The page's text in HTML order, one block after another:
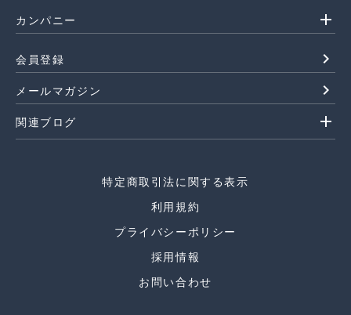
カンパニー add
会員登録 navigate_next
メールマガジン navigate_next
関連ブログ add
特定商取引法に関する表示
利用規約
プライバシーポリシー
採用情報
お問い合わせ